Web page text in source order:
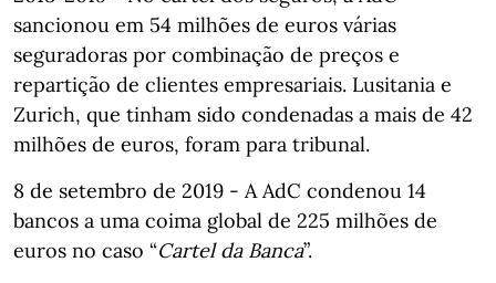
sancionou em 54 milhões de euros várias
seguradoras por combinação de preços e
repartição de clientes empresariais. Lusitania e
Zurich, que tinham sido condenadas a mais de 42
milhões de euros, foram para tribunal.
8 de setembro de 2019 - A AdC condenou 14
bancos a uma coima global de 225 milhões de
euros no caso “Cartel da Banca”.